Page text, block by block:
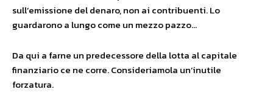
sull’emissione del denaro, non ai contribuenti. Lo
guardarono a lungo come un mezzo pazzo…
Da qui a farne un predecessore della lotta al capitale
finanziario ce ne corre. Consideriamola un’inutile
forzatura.